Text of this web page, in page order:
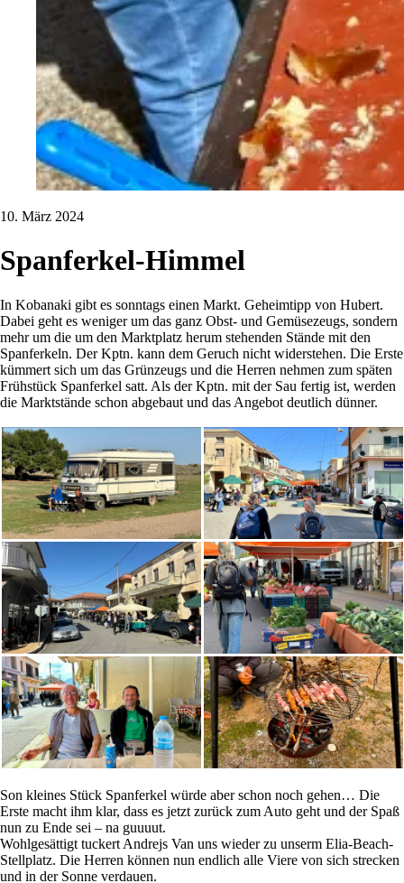
10. März 2024
Spanferkel-Himmel
In Kobanaki gibt es sonntags einen Markt. Geheimtipp von Hubert.
Dabei geht es weniger um das ganz Obst- und Gemüsezeugs, sondern
mehr um die um den Marktplatz herum stehenden Stände mit den
Spanferkeln. Der Kptn. kann dem Geruch nicht widerstehen. Die Erste
kümmert sich um das Grünzeugs und die Herren nehmen zum späten
Frühstück Spanferkel satt. Als der Kptn. mit der Sau fertig ist, werden
die Marktstände schon abgebaut und das Angebot deutlich dünner.
Son kleines Stück Spanferkel würde aber schon noch gehen… Die
Erste macht ihm klar, dass es jetzt zurück zum Auto geht und der Spaß
nun zu Ende sei – na guuuut.
Wohlgesättigt tuckert Andrejs Van uns wieder zu unserm Elia-Beach-
Stellplatz. Die Herren können nun endlich alle Viere von sich strecken
und in der Sonne verdauen.